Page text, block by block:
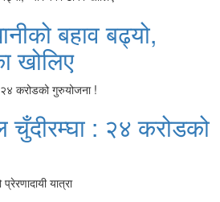
बहाव बढ्यो,
खोलिए
: २४ करोडको